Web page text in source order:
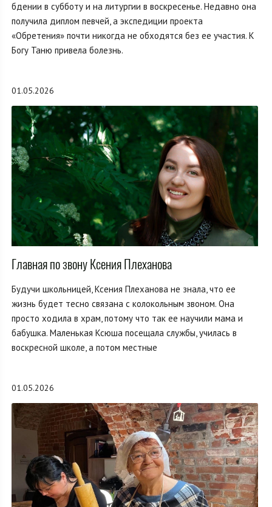
бдении в субботу и на литургии в воскресенье. Недавно она
получила диплом певчей, а экспедиции проекта
«Обретения» почти никогда не обходятся без ее участия. К
Богу Таню привела болезнь.
01.05.2026
Главная по звону Ксения Плеханова
Будучи школьницей, Ксения Плеханова не знала, что ее
жизнь будет тесно связана с колокольным звоном. Она
просто ходила в храм, потому что так ее научили мама и
бабушка. Маленькая Ксюша посещала службы, училась в
воскресной школе, а потом местные
01.05.2026